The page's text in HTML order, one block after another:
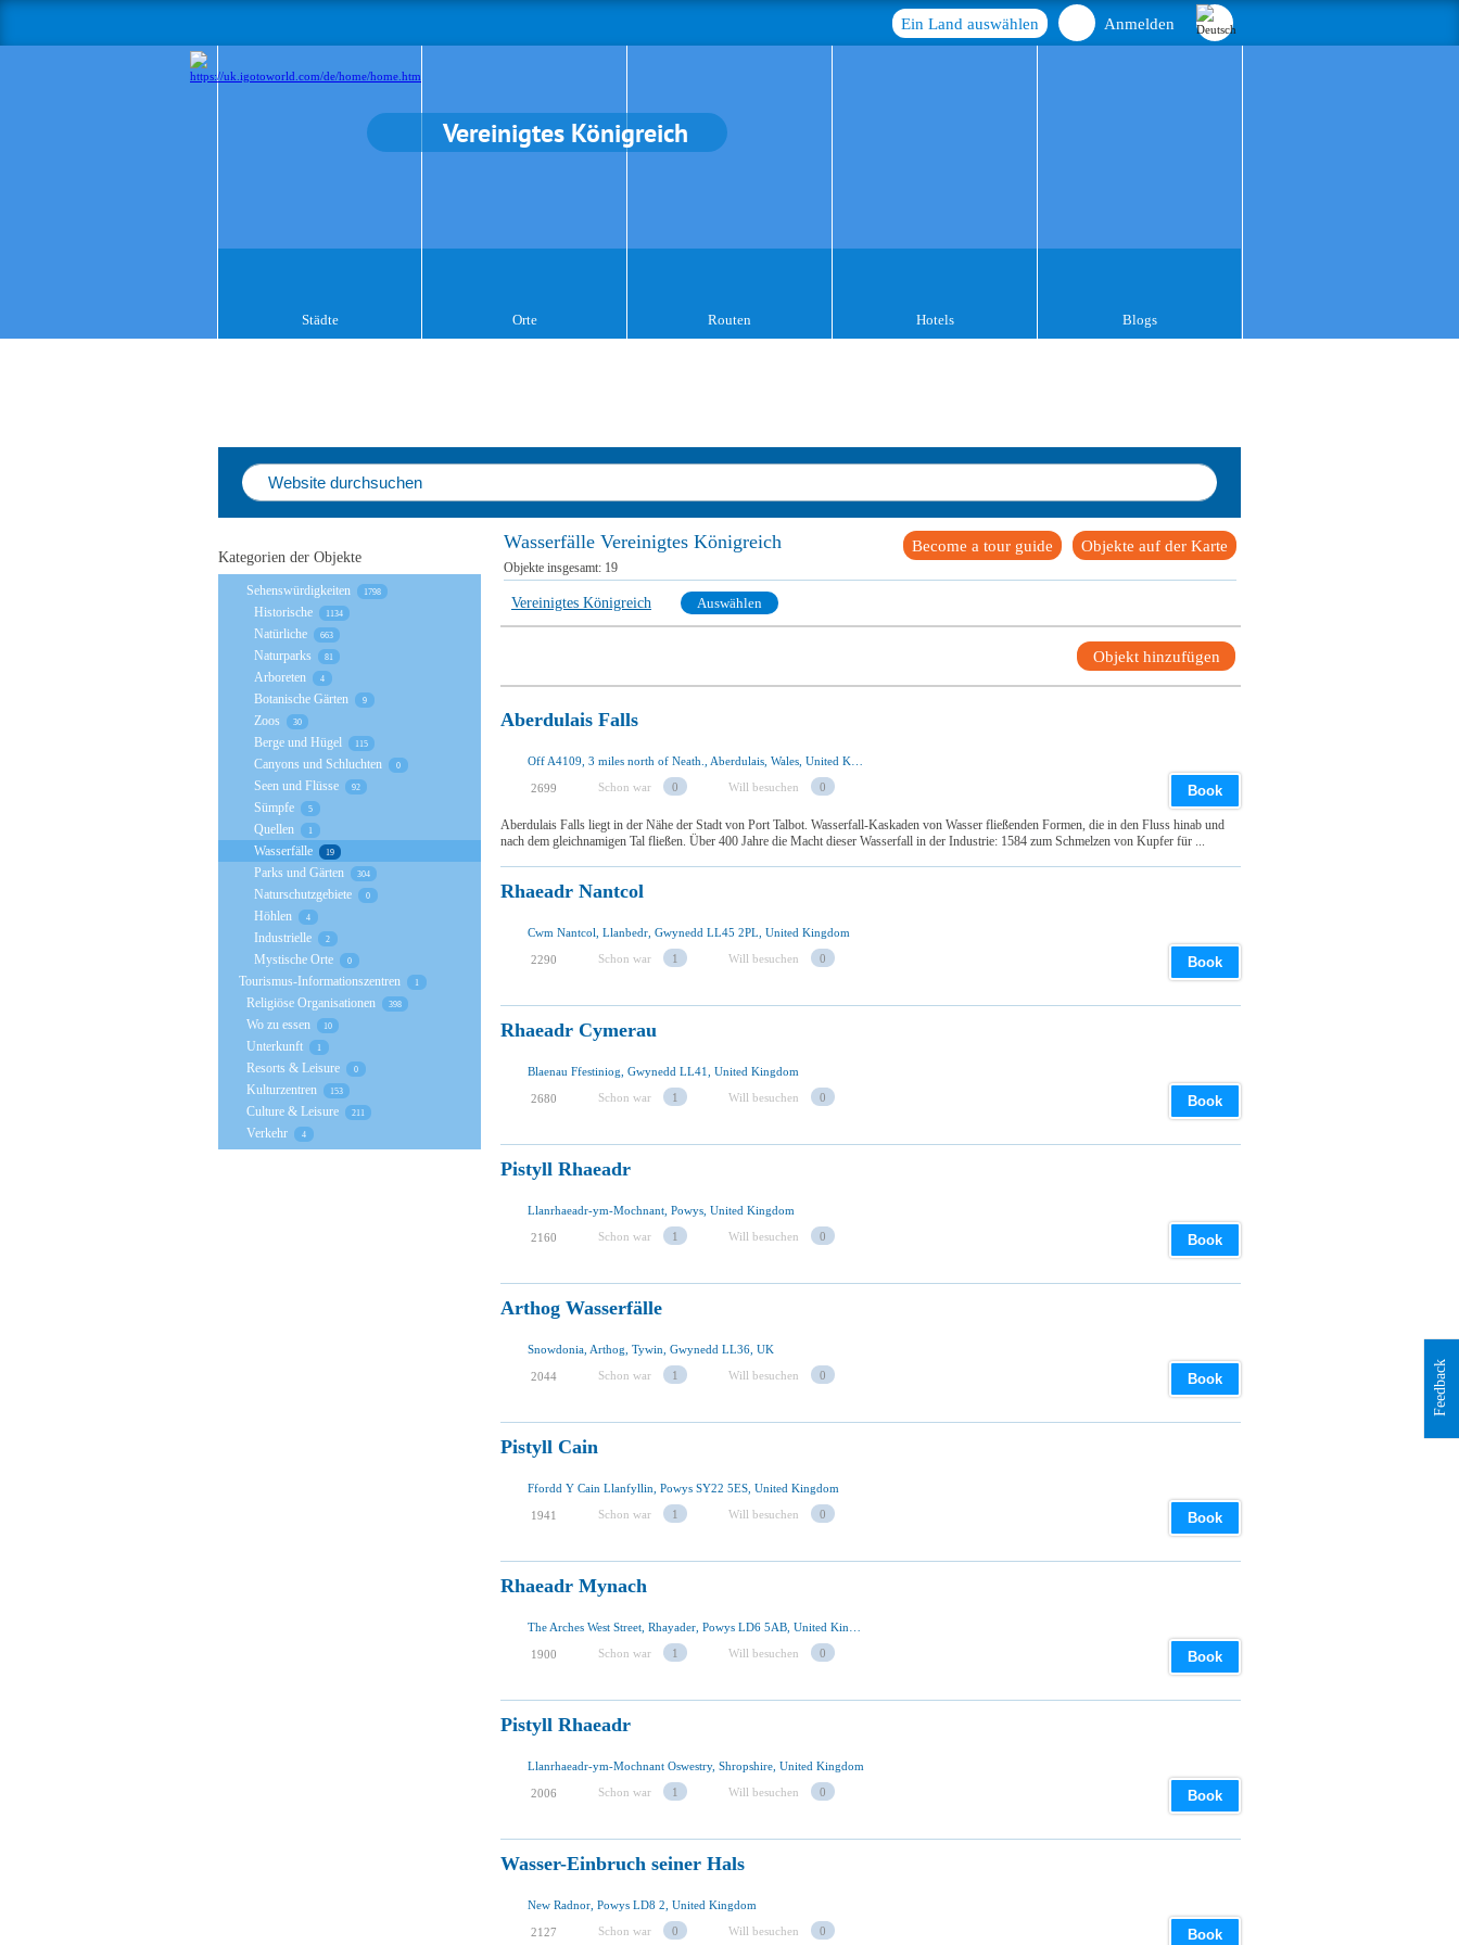
Anmelden
Ein Land auswählen
Vereinigtes Königreich
Städte Orte Routen Hotels Blogs
Wasserfälle Vereinigtes Königreich Objekte auf der Karte
Become a tour guide
Objekte insgesamt: 19
Vereinigtes Königreich Auswählen
Objekt hinzufügen
Aberdulais Falls
2699 Schon war 0 Will besuchen 0 Book
Aberdulais Falls liegt in der Nähe der Stadt von Port Talbot. Wasserfall-Kaskaden von Wasser fließenden Formen, die in den Fluss hinab und
nach dem gleichnamigen Tal fließen. Über 400 Jahre die Macht dieser Wasserfall in der Industrie: 1584 zum Schmelzen von Kupfer für ...
Rhaeadr Nantcol
Cwm Nantcol, Llanbedr, Gwynedd LL45 2PL, United Kingdom
2290 Schon war 1 Will besuchen 0 Book
Rhaeadr Cymerau
Blaenau Ffestiniog, Gwynedd LL41, United Kingdom
2680 Schon war 1 Will besuchen 0 Book
Pistyll Rhaeadr
Llanrhaeadr-ym-Mochnant, Powys, United Kingdom
2160 Schon war 1 Will besuchen 0 Book
Arthog Wasserfälle
Snowdonia, Arthog, Tywin, Gwynedd LL36, UK
2044 Schon war 1 Will besuchen 0 Book
Pistyll Cain
Ffordd Y Cain Llanfyllin, Powys SY22 5ES, United Kingdom
1941 Schon war 1 Will besuchen 0 Book
Rhaeadr Mynach
1900 Schon war 1 Will besuchen 0 Book
Pistyll Rhaeadr
Llanrhaeadr-ym-Mochnant Oswestry, Shropshire, United Kingdom
2006 Schon war 1 Will besuchen 0 Book
Wasser-Einbruch seiner Hals
New Radnor, Powys LD8 2, United Kingdom
2127 Schon war 0 Will besuchen 0 Book
Kategorien der Objekte
Sehenswürdigkeiten 1798
Historische 1134
Natürliche 663
Naturparks 81
Arboreten 4
Botanische Gärten 9
Zoos 30
Berge und Hügel 115
Canyons und Schluchten 0
Seen und Flüsse 92
Sümpfe 5
Quellen 1
Wasserfälle 19
Parks und Gärten 304
Naturschutzgebiete 0
Höhlen 4
Industrielle 2
Mystische Orte 0
Tourismus-Informationszentren 1
Religiöse Organisationen 398
Wo zu essen 10
Unterkunft 1
Resorts & Leisure 0
Kulturzentren 153
Culture & Leisure 211
Verkehr 4
Feedback